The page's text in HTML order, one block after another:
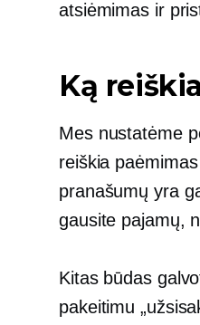
atsiėmimas ir
Ką
Mes nustatėme
reiškia
pranašumų yra
gausite pajamų,
Kitas būdas
pakeitimu